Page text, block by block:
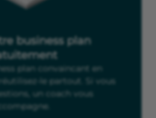
business plan
plan convaincant en
le partout. Si vous
un coach vous